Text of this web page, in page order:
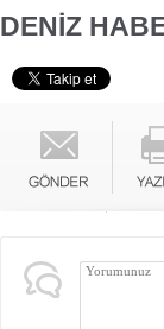
DENİZ